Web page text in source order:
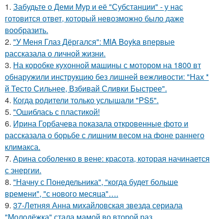
1. Забудьте о Деми Мур и её "Субстанции" - у нас
готовится ответ, который невозможно было даже
вообразить.
2. "У Меня Глаз Дёргался": MIA Boyka впервые
рассказала о личной жизни.
3. На коробке кухонной машины с мотором на 1800 вт
обнаружили инструкцию без лишней вежливости: "Нах *
й Тесто Сильнее, Взбивай Сливки Быстрее".
4. Когда родители только услышали "PS5".
5. "Ошиблась с пластикой!
6. Ирина Горбачева показала откровенные фото и
рассказала о борьбе с лишним весом на фоне раннего
климакса.
7. Арина соболенко в вене: красота, которая начинается
с энергии.
8. "Начну с Понедельника", "когда будет больше
времени", "с нового месяца"….
9. 37-Летняя Анна михайловская звезда сериала
"Молодёжка" стала мамой во второй раз.